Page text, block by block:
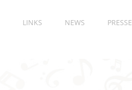
LINKS NEWS PRESSE